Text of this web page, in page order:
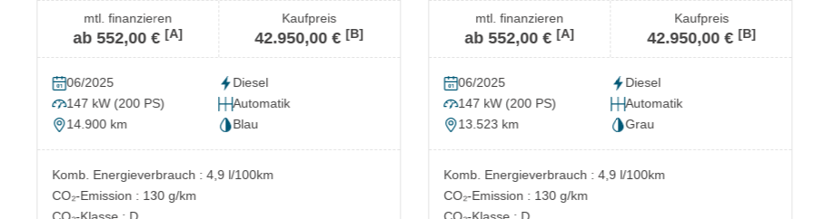
mtl. finanzieren
ab 552,00 €[A]
Kaufpreis
42.950,00 €[B]
06/2025
Diesel
147 kW (200 PS)
Automatik
14.900 km
Blau
Komb. Energieverbrauch : 4,9 l/100km
CO₂-Emission : 130 g/km
mtl. finanzieren
ab 552,00 €[A]
Kaufpreis
42.950,00 €[B]
06/2025
Diesel
147 kW (200 PS)
Automatik
13.523 km
Grau
Komb. Energieverbrauch : 4,9 l/100km
CO₂-Emission : 130 g/km